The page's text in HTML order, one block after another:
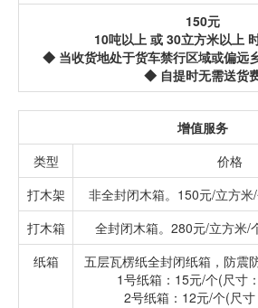
150元
10吨以上 或 30立方米以上
◆ 当收货地处于货车禁行区域或偏远
◆ 自提时无需送货
增值服务
类型
价格
打木架
非全封闭木箱。150元/立方
打木箱
全封闭木箱。280元/立方米/
纸箱
五层瓦楞纸全封闭纸箱，防震
1号纸箱：15元/个(尺寸
2号纸箱：12元/个(尺寸